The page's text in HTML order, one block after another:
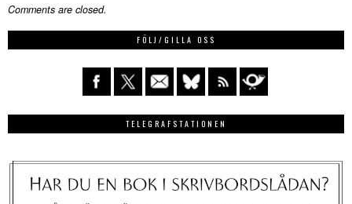
Comments are closed.
FÖLJ/GILLA OSS
TELEGRAFSTATIONEN